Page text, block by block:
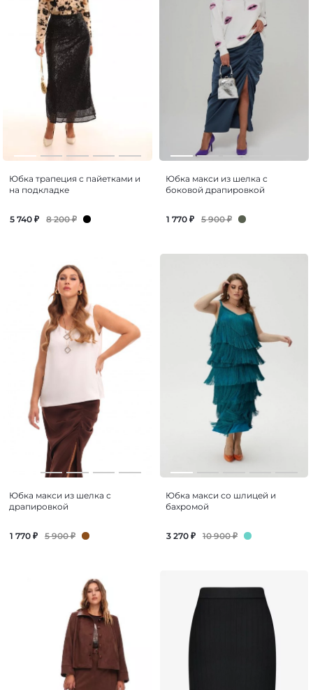
Юбка трапеция с пайетками и
на подкладке
5 740 ₽ 8 200₽
Юбка макси из шелка с
боковой драпировкой
1 770 ₽ 5 900₽
Юбка макси из шелка с
драпировкой
1 770 ₽ 5 900₽
Юбка макси со шлицей и
бахромой
3 270 ₽ 10 900₽